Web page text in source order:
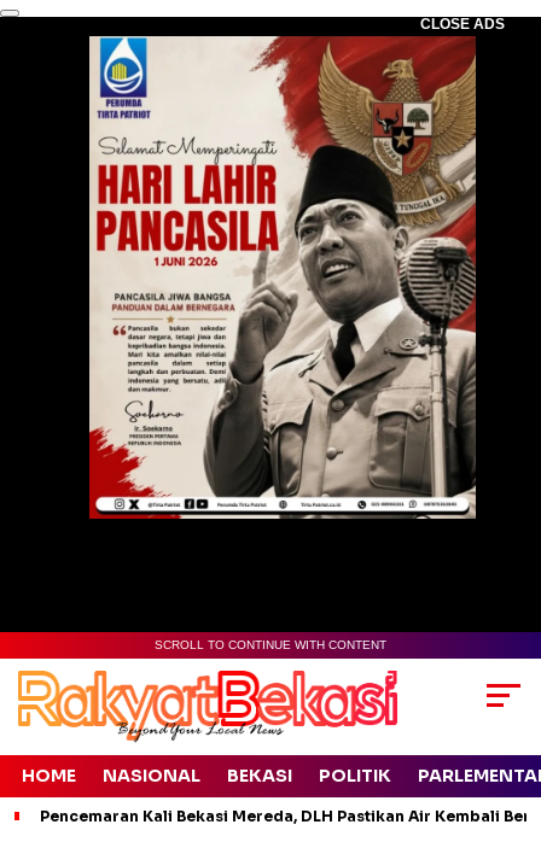
CLOSE ADS
SCROLL TO CONTINUE WITH CONTENT
HOME NASIONAL BEKASI POLITIK
Pencemaran Kali Bekasi Mereda, DLH Pastikan Air Kembali